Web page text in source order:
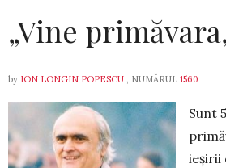
„Vine
by ION LONGIN POPESCU , NUMĂRUL 1560
Sunt
ieșirii